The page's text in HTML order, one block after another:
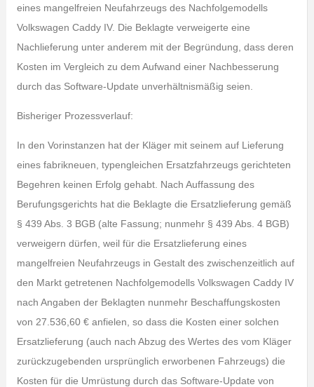
eines mangelfreien Neufahrzeugs des Nachfolgemodells
Volkswagen Caddy IV. Die Beklagte verweigerte eine
Nachlieferung unter anderem mit der Begründung, dass deren
Kosten im Vergleich zu dem Aufwand einer Nachbesserung
durch das Software-Update unverhältnismäßig seien.
Bisheriger Prozessverlauf:
In den Vorinstanzen hat der Kläger mit seinem auf Lieferung
eines fabrikneuen, typengleichen Ersatzfahrzeugs gerichteten
Begehren keinen Erfolg gehabt. Nach Auffassung des
Berufungsgerichts hat die Beklagte die Ersatzlieferung gemäß
§ 439 Abs. 3 BGB (alte Fassung; nunmehr § 439 Abs. 4 BGB)
verweigern dürfen, weil für die Ersatzlieferung eines
mangelfreien Neufahrzeugs in Gestalt des zwischenzeitlich auf
den Markt getretenen Nachfolgemodells Volkswagen Caddy IV
nach Angaben der Beklagten nunmehr Beschaffungskosten
von 27.536,60 € anfielen, so dass die Kosten einer solchen
Ersatzlieferung (auch nach Abzug des Wertes des vom Kläger
zurückzugebenden ursprünglich erworbenen Fahrzeugs) die
Kosten für die Umrüstung durch das Software-Update von